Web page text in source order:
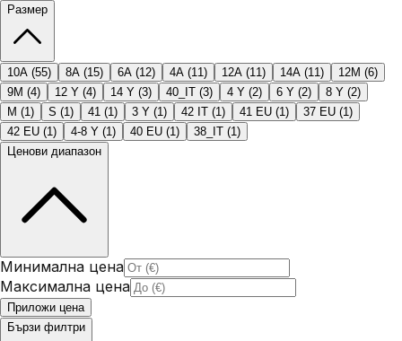
Размер
10A (55) 8A (15) 6A (12) 4A (11) 12A (11) 14A (11) 12M (6)
9M (4) 12 Y (4) 14 Y (3) 40_IT (3) 4 Y (2) 6 Y (2) 8 Y (2)
M (1) S (1) 41 (1) 3 Y (1) 42 IT (1) 41 EU (1) 37 EU (1)
42 EU (1) 4-8 Y (1) 40 EU (1) 38_IT (1)
Ценови диапазон
Минимална цена
Максимална цена
Приложи цена
Бързи филтри